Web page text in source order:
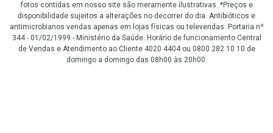
fotos contidas em nosso site são meramente ilustrativas. *Preços e
disponibilidade sujeitos a alterações no decorrer do dia. Antibióticos e
antimicrobianos vendas apenas em lojas físicas ou televendas. Portaria nº
344 - 01/02/1999 - Ministério da Saúde. Horário de funcionamento Central
de Vendas e Atendimento ao Cliente 4020 4404 ou 0800 282 10 10 de
domingo a domingo das 08h00 às 20h00.